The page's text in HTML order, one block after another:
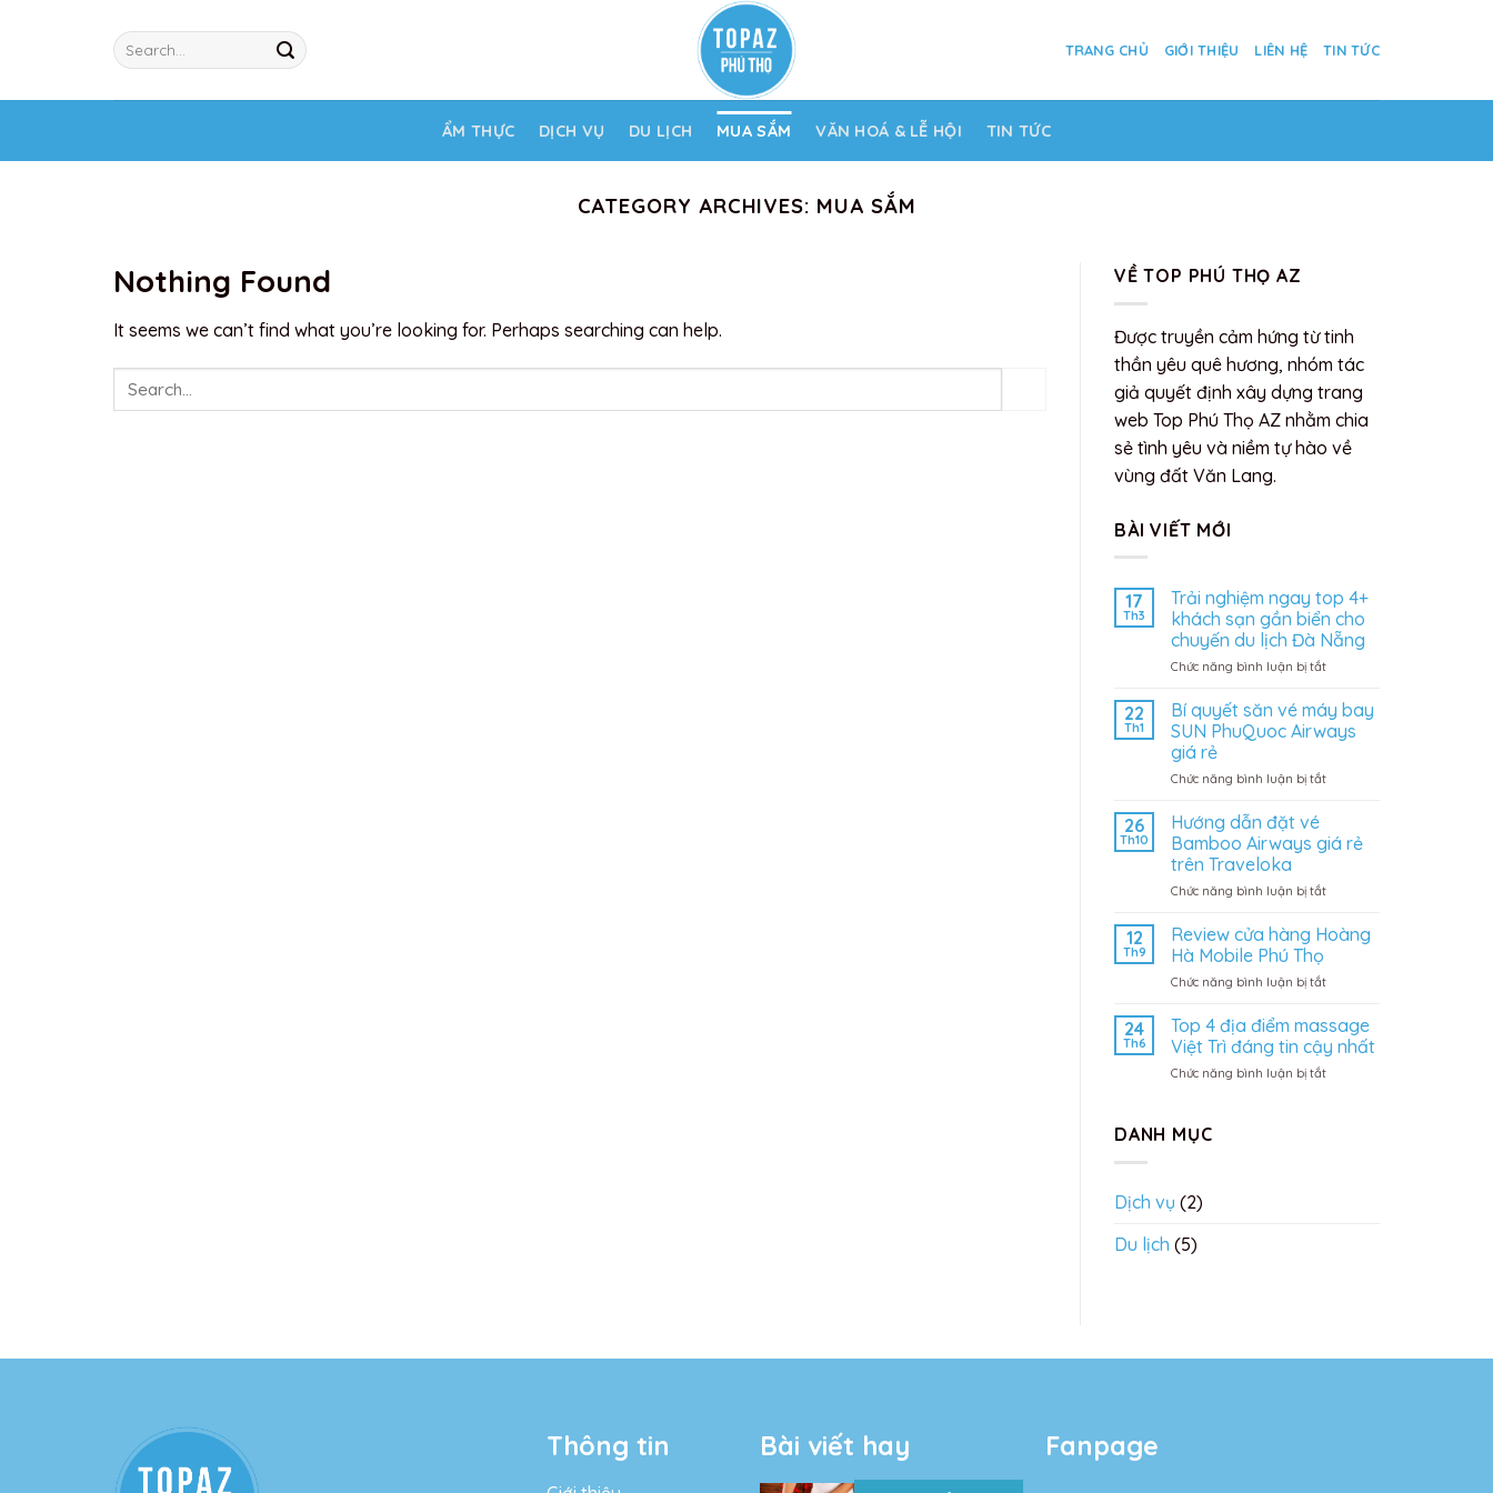
TRANG CHỦ GIỚI THIỆU LIÊN HỆ TIN TỨC
ẨM THỰC DỊCH VỤ DU LỊCH MUA SẮM VĂN HOÁ & LỄ HỘI TIN TỨC
CATEGORY ARCHIVES: MUA SẮM
Nothing Found
It seems we can’t find what you’re looking for. Perhaps searching can help.
VỀ TOP PHÚ THỌ AZ
Được truyền cảm hứng từ tinh
thần yêu quê hương, nhóm tác
giả quyết định xây dựng trang
web Top Phú Thọ AZ nhằm chia
sẻ tình yêu và niềm tự hào về
vùng đất Văn Lang.
BÀI VIẾT MỚI
17
Th3
Trải nghiệm ngay top 4+
khách sạn gần biển cho
chuyến du lịch Đà Nẵng
Chức năng bình luận bị tắtở
nghiệm
ngay
top
khách
biển
cho
du
Đà
22
Th1
Bí quyết săn vé máy bay
SUN PhuQuoc Airways
giá rẻ
Chức năng bình luận bị tắtở
săn
vé
bay
PhuQuoc
Airways
rẻ
26
Th10
Hướng dẫn đặt vé
Bamboo Airways giá rẻ
trên Traveloka
Chức năng bình luận bị tắtở
dẫn
Bamboo
giá
rẻ
trên
12
Th9
Review cửa hàng Hoàng
Hà Mobile Phú Thọ
Chức năng bình luận bị tắtở
cửa
hàng
Hoàng
Hà
24
Th6
Top 4 địa điểm massage
Việt Trì đáng tin cậy nhất
Chức năng bình luận bị tắtở
DANH MỤC
Dịch vụ (2)
Du lịch (5)
Thông tin Bài viết hay Fanpage